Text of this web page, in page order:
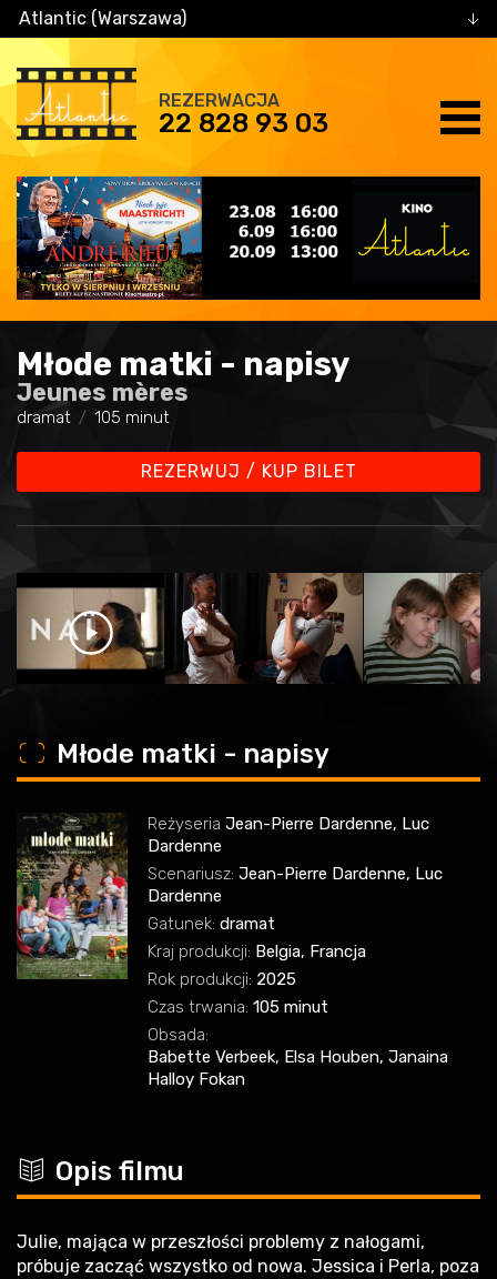
Atlantic (Warszawa)
REZERWACJA
22 828 93 03
Młode matki - napisy
Jeunes mères
dramat 105 minut
REZERWUJ / KUP BILET
o Młode matki - napisy
Reżyseria Jean-Pierre Dardenne, Luc
Dardenne
Scenariusz: Jean-Pierre Dardenne, Luc
Dardenne
Gatunek: dramat
Kraj produkcji: Belgia, Francja
Rok produkcji: 2025
Czas trwania: 105 minut
Obsada:
Babette Verbeek, Elsa Houben, Janaina
Halloy Fokan
c Opis filmu
Julie, mająca w przeszłości problemy z nałogami,
próbuje zacząć wszystko od nowa. Jessica i Perla, poza